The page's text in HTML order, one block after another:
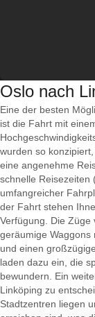
Oslo nach
Eine der besten
ist die Fahrt mit
wurden so
eine angenehme
schnelle Reisezeiten
umfangreicher
der Fahrt stehen
Verfügung. Die Züge
geräumige Waggons
und einen
laden dazu ein, die
bewundern. Ein
Linköping zu
Stadtzentren liegen